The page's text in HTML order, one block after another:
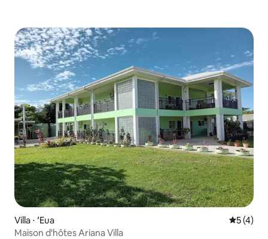
Villa ⋅ ʻEua
5 (4)
Maison d'hôtes Ariana Villa